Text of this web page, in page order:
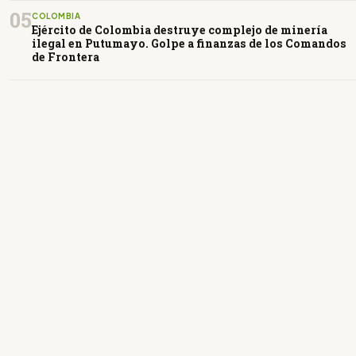
05COLOMBIA
Ejército de Colombia destruye complejo de minería
ilegal en Putumayo. Golpe a finanzas de los Comandos
de Frontera